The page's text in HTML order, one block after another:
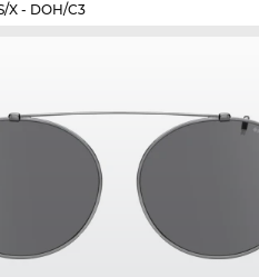
X - DOH/C3